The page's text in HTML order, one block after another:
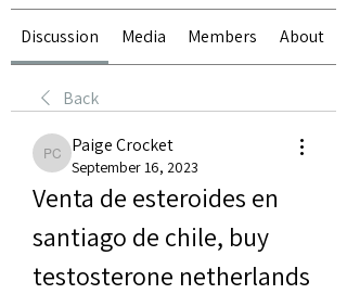
Discussion Media Members About
Back
Paige Crocket
Paige Crocket
September 16, 2023
Venta de esteroides en
santiago de chile, buy
testosterone netherlands